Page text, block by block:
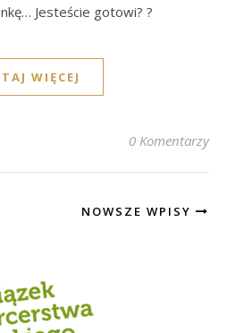
Jesteście gotowi? ?
WIĘCEJ
0 Komentarzy
NOWSZE WPISY